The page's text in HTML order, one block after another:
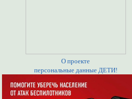
О проекте
персональные данные ДЕТИ!